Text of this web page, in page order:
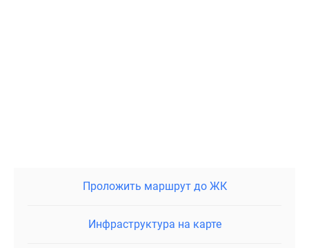
Проложить маршрут до ЖК
Инфраструктура на карте